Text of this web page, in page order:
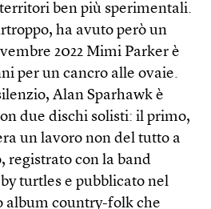
ben più sperimentali.
ha avuto però un
2022 Mimi Parker è
per un cancro alle ovaie.
Alan Sparhawk è
due dischi solisti: il primo,
un lavoro non del tutto a
registrato con la band
turtles e pubblicato nel
album country-folk che